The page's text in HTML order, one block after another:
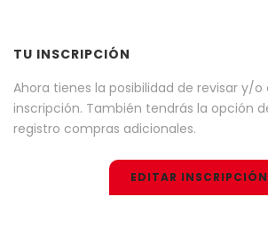
TU INSCRIPCIÓN
Ahora tienes la posibilidad de revisar y/
inscripción. También tendrás la opción
registro compras adicionales.
EDITAR INSCRIPCIÓN